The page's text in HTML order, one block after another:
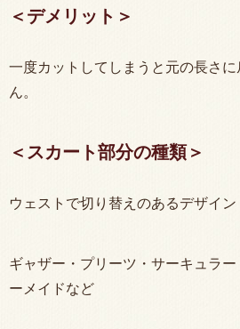
＜デメリット＞
一度カットしてしまうと元の長さ
ん。
＜スカート部分の種類＞
ウェストで切り替えのあるデザイン
ギャザー・プリーツ・サーキュラ
ーメイドなど